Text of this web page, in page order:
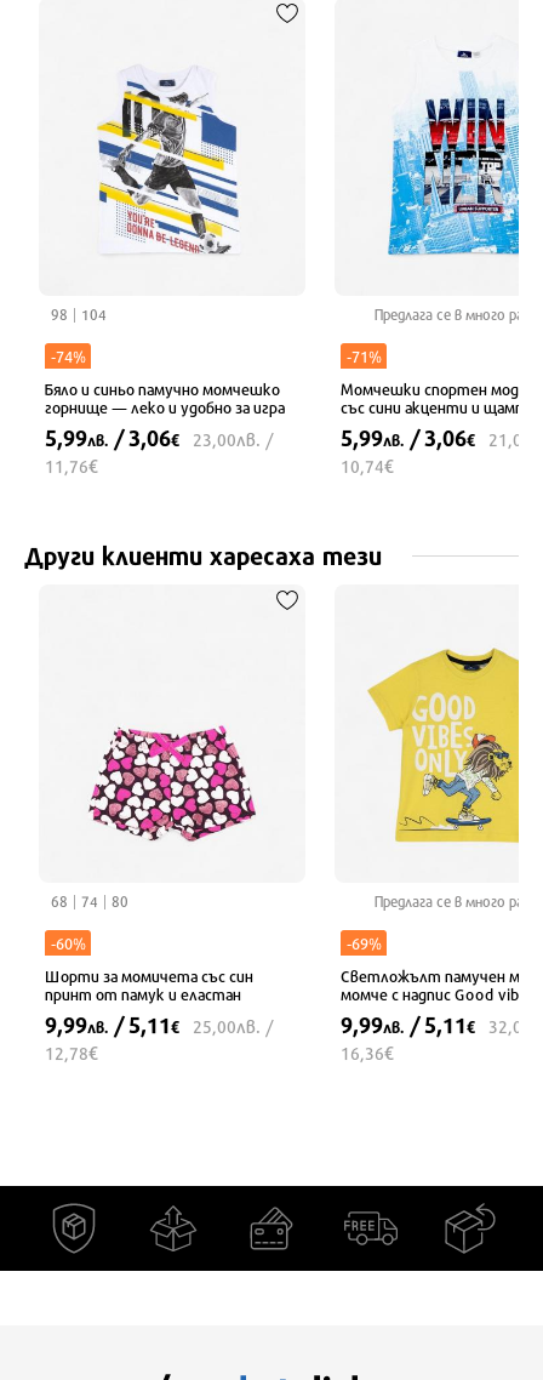
98 104
-74%
Бяло и синьо памучно момчешко
горнище — леко и удобно за игра
5,99лв. / 3,06€ 23,00лв. /
11,76€
Предлага се в много
-71%
Момчешки спортен модел
със сини акценти и щампа
5,99лв. / 3,06€ 21,00
10,74€
Други клиенти харесаха тези
68 74 80
-60%
Шорти за момичета със син
принт от памук и еластан
9,99лв. / 5,11€ 25,00лв. /
12,78€
Предлага се в много
-69%
Светложълт памучен
момче с надпис Good vibes
9,99лв. / 5,11€ 32,00
16,36€